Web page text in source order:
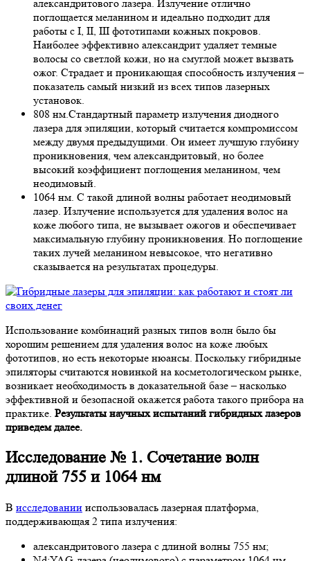
александритового лазера. Излучение отлично
поглощается меланином и идеально подходит для
работы с I, II, III фототипами кожных покровов.
Наиболее эффективно александрит удаляет темные
волосы со светлой кожи, но на смуглой может вызвать
ожог. Страдает и проникающая способность излучения –
показатель самый низкий из всех типов лазерных
установок.
808 нм.Стандартный параметр излучения диодного
лазера для эпиляции, который считается компромиссом
между двумя предыдущими. Он имеет лучшую глубину
проникновения, чем александритовый, но более
высокий коэффициент поглощения меланином, чем
неодимовый.
1064 нм. С такой длиной волны работает неодимовый
лазер. Излучение используется для удаления волос на
коже любого типа, не вызывает ожогов и обеспечивает
максимальную глубину проникновения. Но поглощение
таких лучей меланином невысокое, что негативно
сказывается на результатах процедуры.
Использование комбинаций разных типов волн было бы
хорошим решением для удаления волос на коже любых
фототипов, но есть некоторые нюансы. Поскольку гибридные
эпиляторы считаются новинкой на косметологическом рынке,
возникает необходимость в доказательной базе – насколько
эффективной и безопасной окажется работа такого прибора на
практике. Результаты научных испытаний гибридных лазеров
приведем далее.
Исследование № 1. Сочетание волн
длиной 755 и 1064 нм
В исследовании использовалась лазерная платформа,
поддерживающая 2 типа излучения:
александритового лазера с длиной волны 755 нм;